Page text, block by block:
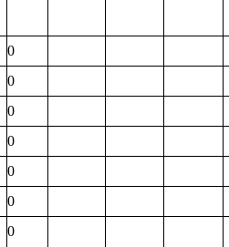
0
0
0
0
0
0
0